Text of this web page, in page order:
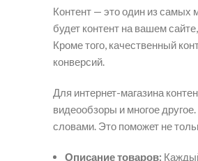
Контент — это один из
будет контент на вашем
Кроме того, качественный
конверсий.
Для интернет-магазина
видеообзоры и многое
словами. Это поможет не
Описание товаров: